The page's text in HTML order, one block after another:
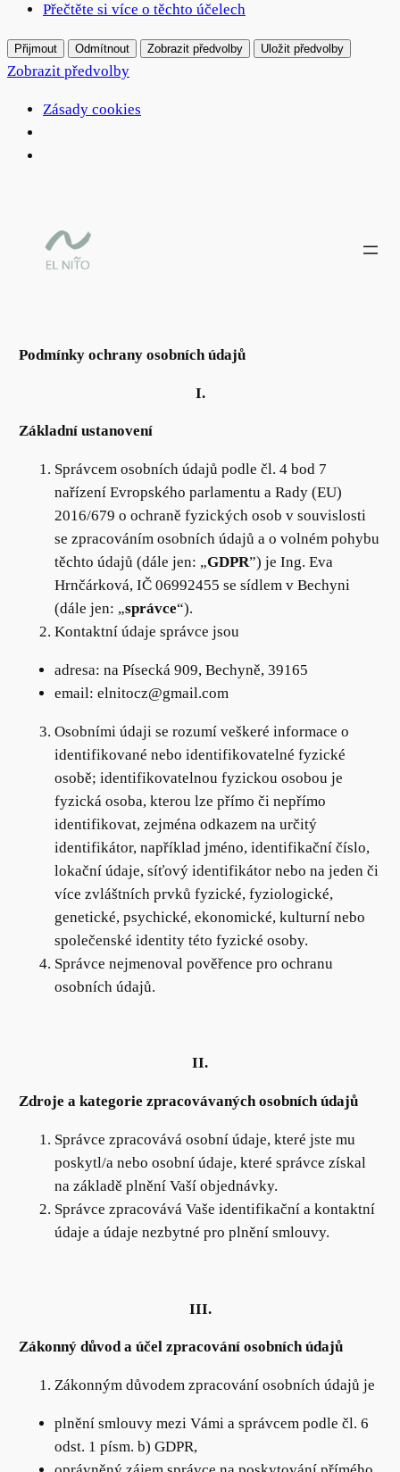
Přečtěte si více o těchto účelech
Přijmout Odmítnout Zobrazit předvolby Uložit předvolby
Zobrazit předvolby
Zásady cookies
Podmínky ochrany osobních údajů
I.
Základní ustanovení
Správcem osobních údajů podle čl. 4 bod 7
nařízení Evropského parlamentu a Rady (EU)
2016/679 o ochraně fyzických osob v souvislosti
se zpracováním osobních údajů a o volném pohybu
těchto údajů (dále jen: „GDPR”) je Ing. Eva
Hrnčárková, IČ 06992455 se sídlem v Bechyni
(dále jen: „správce“).
Kontaktní údaje správce jsou
adresa: na Písecká 909, Bechyně, 39165
email: elnitocz@gmail.com
Osobními údaji se rozumí veškeré informace o
identifikované nebo identifikovatelné fyzické
osobě; identifikovatelnou fyzickou osobou je
fyzická osoba, kterou lze přímo či nepřímo
identifikovat, zejména odkazem na určitý
identifikátor, například jméno, identifikační číslo,
lokační údaje, síťový identifikátor nebo na jeden či
více zvláštních prvků fyzické, fyziologické,
genetické, psychické, ekonomické, kulturní nebo
společenské identity této fyzické osoby.
Správce nejmenoval pověřence pro ochranu
osobních údajů.
II.
Zdroje a kategorie zpracovávaných osobních údajů
Správce zpracovává osobní údaje, které jste mu
poskytl/a nebo osobní údaje, které správce získal
na základě plnění Vaší objednávky.
Správce zpracovává Vaše identifikační a kontaktní
údaje a údaje nezbytné pro plnění smlouvy.
III.
Zákonný důvod a účel zpracování osobních údajů
Zákonným důvodem zpracování osobních údajů je
plnění smlouvy mezi Vámi a správcem podle čl. 6
odst. 1 písm. b) GDPR,